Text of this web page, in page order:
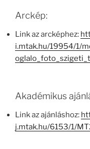
Arckép:
Link az arcképhez:
i.mtak.hu/19954/1/
Akadémikus
Link az ajánláshoz:
j.mtak.hu/6153/1/